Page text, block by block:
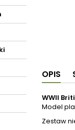
OPIS
WWII
Model
Zestaw